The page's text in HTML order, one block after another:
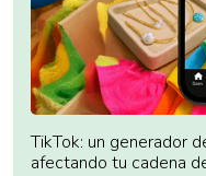
TikTok: un generador
afectando tu cadena